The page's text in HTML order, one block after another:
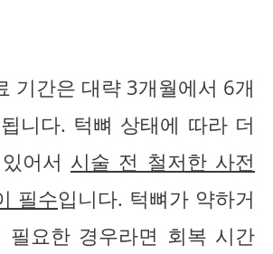
기간은 대략 3개월에서 6개
니다. 턱뼈 상태에 따라 더
어서 시술 전 철저한 사전
필수입니다. 턱뼈가 약하거
필요한 경우라면 회복 시간